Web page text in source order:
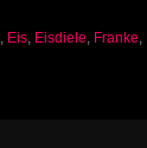
, Eis, Eisdiele, Franke,